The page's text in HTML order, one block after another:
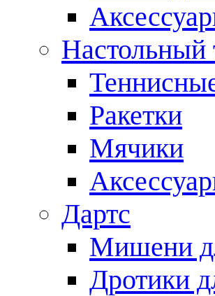
Настольный
Ракетки
Мячики
Дартс
Мишени
Дротики